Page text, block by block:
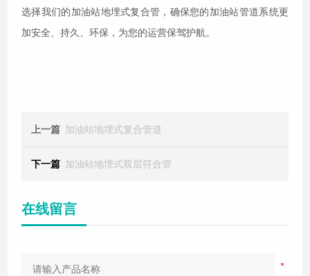
选择我们的加油站地埋式复合管，确保您的加油站管道系统更
加安全、持久、环保，为您的运营保驾护航。
上一篇 加油站地埋式复合管道
下一篇 加油站地埋式双层符合管
在线留言